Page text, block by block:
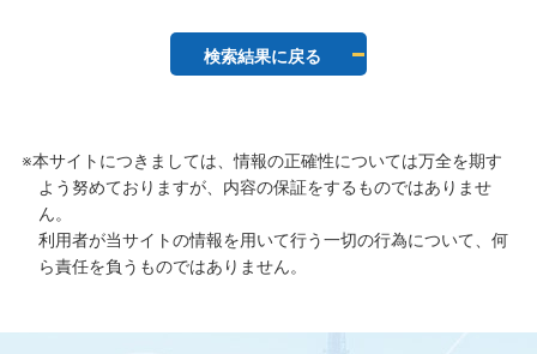
検索結果に戻る
※本サイトにつきましては、情報の正確性については万全を期す
よう努めておりますが、内容の保証をするものではありませ
ん。
利用者が当サイトの情報を用いて行う一切の行為について、何
ら責任を負うものではありません。